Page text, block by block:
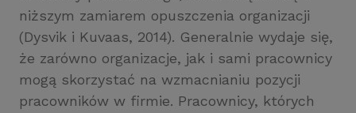
niższym zamiarem opuszczenia organizacji
(Dysvik i Kuvaas, 2014). Generalnie wydaje się,
że zarówno organizacje, jak i sami pracownicy
mogą skorzystać na wzmacnianiu pozycji
pracowników w firmie. Pracownicy, których